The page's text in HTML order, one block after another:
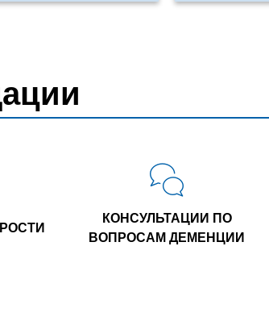
КОНСУЛЬТАЦИИ ПО
ВОПРОСАМ ДЕМЕНЦИИ